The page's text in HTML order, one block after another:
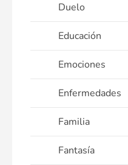
Duelo
Educación
Emociones
Enfermedades
Familia
Fantasía